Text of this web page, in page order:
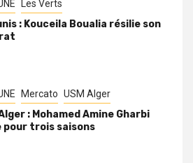
Les Verts
: Kouceila Boualia résilie son
Mercato USM Alger
: Mohamed Amine Gharbi
pour trois saisons